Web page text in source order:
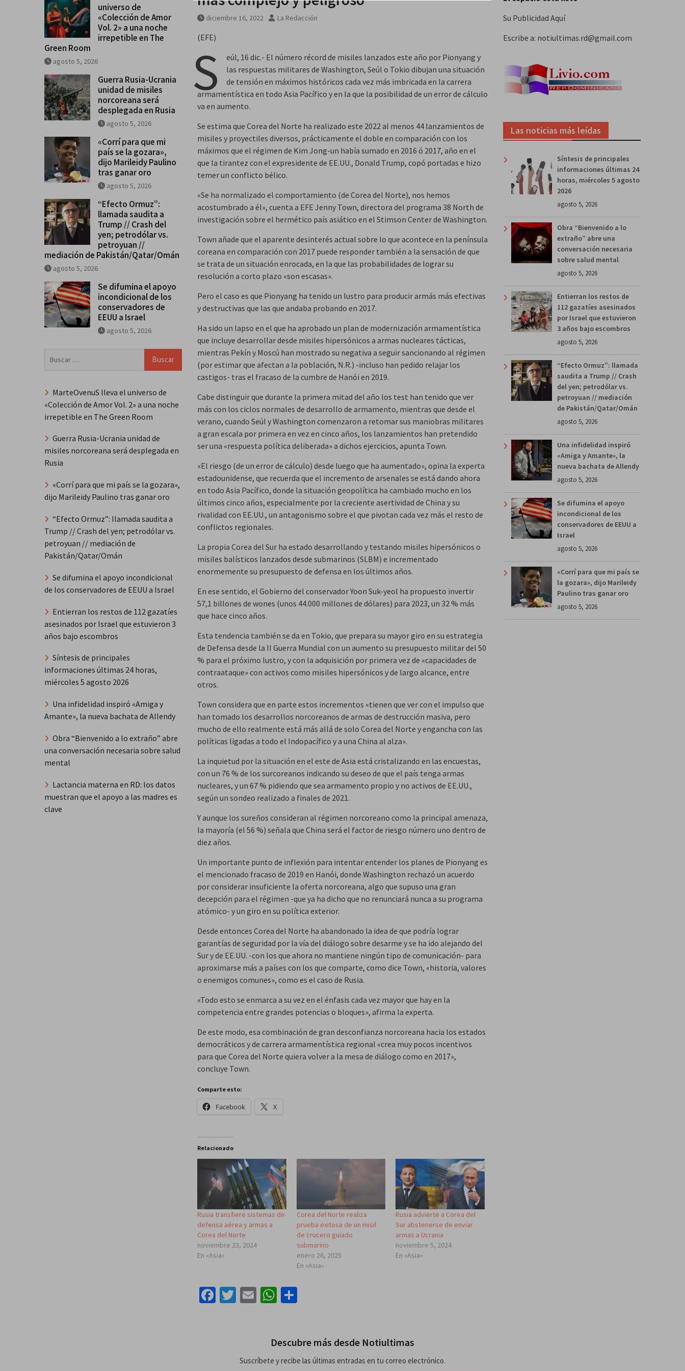
diciembre 16, 2022 La Redacción
(EFE)
S
eúl, 16 dic.- El número récord de misiles lanzados este año por Pionyang y
las respuestas militares de Washington, Seúl o Tokio dibujan una situación
de tensión en máximos históricos cada vez más imbricada en la carrera
armamentística en todo Asia Pacífico y en la que la posibilidad de un error de cálculo
va en aumento.
Se estima que Corea del Norte ha realizado este 2022 al menos 44 lanzamientos de
misiles y proyectiles diversos, prácticamente el doble en comparación con los
máximos que el régimen de Kim Jong-un había sumado en 2016 ó 2017, año en el
que la tirantez con el expresidente de EE.UU., Donald Trump, copó portadas e hizo
temer un conflicto bélico.
«Se ha normalizado el comportamiento (de Corea del Norte), nos hemos
acostumbrado a él», cuenta a EFE Jenny Town, directora del programa 38 North de
investigación sobre el hermético país asiático en el Stimson Center de Washington.
Town añade que el aparente desinterés actual sobre lo que acontece en la península
coreana en comparación con 2017 puede responder también a la sensación de que
se trata de un situación enrocada, en la que las probabilidades de lograr su
resolución a corto plazo «son escasas».
Pero el caso es que Pionyang ha tenido un lustro para producir armás más efectivas
y destructivas que las que andaba probando en 2017.
Ha sido un lapso en el que ha aprobado un plan de modernización armamentística
que incluye desarrollar desde misiles hipersónicos a armas nucleares tácticas,
mientras Pekín y Moscú han mostrado su negativa a seguir sancionando al régimen
(por estimar que afectan a la población, N.R.) -incluso han pedido relajar los
castigos- tras el fracaso de la cumbre de Hanói en 2019.
Cabe distinguir que durante la primera mitad del año los test han tenido que ver
más con los ciclos normales de desarrollo de armamento, mientras que desde el
verano, cuando Seúl y Washington comenzaron a retomar sus maniobras militares
a gran escala por primera en vez en cinco años, los lanzamientos han pretendido
ser una «respuesta política deliberada» a dichos ejercicios, apunta Town.
«El riesgo (de un error de cálculo) desde luego que ha aumentado», opina la experta
estadounidense, que recuerda que el incremento de arsenales se está dando ahora
en todo Asia Pacífico, donde la situación geopolítica ha cambiado mucho en los
últimos cinco años, especialmente por la creciente asertividad de China y su
rivalidad con EE.UU., un antagonismo sobre el que pivotan cada vez más el resto de
conflictos regionales.
La propia Corea del Sur ha estado desarrollando y testando misiles hipersónicos o
misiles balísticos lanzados desde submarinos (SLBM) e incrementado
enormemente su presupuesto de defensa en los últimos años.
En ese sentido, el Gobierno del conservador Yoon Suk-yeol ha propuesto invertir
57,1 billones de wones (unos 44.000 millones de dólares) para 2023, un 32 % más
que hace cinco años.
Esta tendencia también se da en Tokio, que prepara su mayor giro en su estrategia
de Defensa desde la II Guerra Mundial con un aumento su presupuesto militar del 50
% para el próximo lustro, y con la adquisición por primera vez de «capacidades de
contraataque» con activos como misiles hipersónicos y de largo alcance, entre
otros.
Town considera que en parte estos incrementos «tienen que ver con el impulso que
han tomado los desarrollos norcoreanos de armas de destrucción masiva, pero
mucho de ello realmente está más allá de solo Corea del Norte y engancha con las
políticas ligadas a todo el Indopacífico y a una China al alza».
La inquietud por la situación en el este de Asia está cristalizando en las encuestas,
con un 76 % de los surcoreanos indicando su deseo de que el país tenga armas
nucleares, y un 67 % pidiendo que sea armamento propio y no activos de EE.UU.,
según un sondeo realizado a finales de 2021.
Y aunque los sureños consideran al régimen norcoreano como la principal amenaza,
la mayoría (el 56 %) señala que China será el factor de riesgo número uno dentro de
diez años.
Un importante punto de inflexión para intentar entender los planes de Pionyang es
el mencionado fracaso de 2019 en Hanói, donde Washington rechazó un acuerdo
por considerar insuficiente la oferta norcoreana, algo que supuso una gran
decepción para el régimen -que ya ha dicho que no renunciará nunca a su programa
atómico- y un giro en su política exterior.
Desde entonces Corea del Norte ha abandonado la idea de que podría lograr
garantías de seguridad por la vía del diálogo sobre desarme y se ha ido alejando del
Sur y de EE.UU. -con los que ahora no mantiene ningún tipo de comunicación- para
aproximarse más a países con los que comparte, como dice Town, «historia, valores
o enemigos comunes», como es el caso de Rusia.
«Todo esto se enmarca a su vez en el énfasis cada vez mayor que hay en la
competencia entre grandes potencias o bloques», afirma la experta.
De este modo, esa combinación de gran desconfianza norcoreana hacia los estados
democráticos y de carrera armamentística regional «crea muy pocos incentivos
para que Corea del Norte quiera volver a la mesa de diálogo como en 2017»,
concluye Town.
Comparte esto:
Facebook X
Relacionado
Rusia transfiere sistemas de
defensa aérea y armas a
Corea del Norte
noviembre 23, 2024
En «Asia»
Corea del Norte realiza
prueba exitosa de un misil
de crucero guiado
submarino
enero 26, 2025
En «Asia»
Rusia advierte a Corea del
Sur abstenerse de enviar
armas a Ucrania
noviembre 5, 2024
En «Asia»
Facebook
Twitter
EmailWhatsApp
Descubre más desde Notiultimas
Suscríbete y recibe las últimas entradas en tu correo electrónico.
Su Publicidad Aquí
Escribe a: notiultimas.rd@gmail.com
Las noticias más leídas
Síntesis de principales
informaciones últimas 24
horas, miércoles 5 agosto
2026
agosto 5, 2026
Obra “Bienvenido a lo
extraño” abre una
conversación necesaria
sobre salud mental
agosto 5, 2026
Entierran los restos de
112 gazatíes asesinados
por Israel que estuvieron
3 años bajo escombros
agosto 5, 2026
“Efecto Ormuz”: llamada
saudita a Trump // Crash
del yen; petrodólar vs.
petroyuan // mediación
de Pakistán/Qatar/Omán
agosto 5, 2026
Una infidelidad inspiró
«Amiga y Amante», la
nueva bachata de Allendy
agosto 5, 2026
Se difumina el apoyo
incondicional de los
conservadores de EEUU a
Israel
agosto 5, 2026
«Corrí para que mi país se
la gozara», dijo Marileidy
Paulino tras ganar oro
agosto 5, 2026
universo de
«Colección de Amor
Vol. 2» a una noche
irrepetible en The
Green Room
agosto 5, 2026
Guerra Rusia-Ucrania
unidad de misiles
norcoreana será
desplegada en Rusia
agosto 5, 2026
«Corrí para que mi
país se la gozara»,
dijo Marileidy Paulino
tras ganar oro
agosto 5, 2026
“Efecto Ormuz”:
llamada saudita a
Trump // Crash del
yen; petrodólar vs.
petroyuan //
mediación de Pakistán/Qatar/Omán
agosto 5, 2026
Se difumina el apoyo
incondicional de los
conservadores de
EEUU a Israel
agosto 5, 2026
MarteOvenuS lleva el universo de
«Colección de Amor Vol. 2» a una noche
irrepetible en The Green Room
Guerra Rusia-Ucrania unidad de
misiles norcoreana será desplegada en
Rusia
«Corrí para que mi país se la gozara»,
dijo Marileidy Paulino tras ganar oro
“Efecto Ormuz”: llamada saudita a
Trump // Crash del yen; petrodólar vs.
petroyuan // mediación de
Pakistán/Qatar/Omán
Se difumina el apoyo incondicional
de los conservadores de EEUU a Israel
Entierran los restos de 112 gazatíes
asesinados por Israel que estuvieron 3
años bajo escombros
Síntesis de principales
informaciones últimas 24 horas,
miércoles 5 agosto 2026
Una infidelidad inspiró «Amiga y
Amante», la nueva bachata de Allendy
Obra “Bienvenido a lo extraño” abre
una conversación necesaria sobre salud
mental
Lactancia materna en RD: los datos
muestran que el apoyo a las madres es
clave